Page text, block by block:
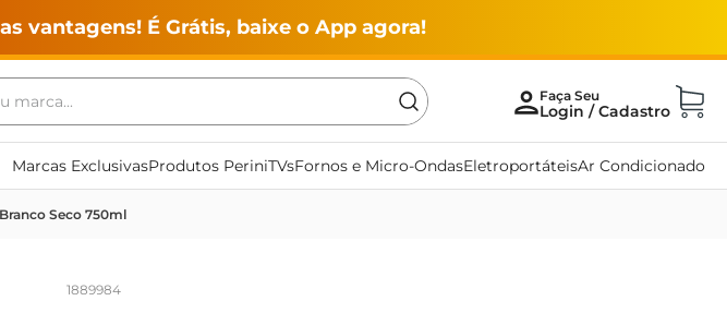
vantagens! É Grátis, baixe o App agora!
marca...
Marcas ExclusivasProdutos PeriniTVsFornos e Micro-OndasEletroportáteisAr Condicionado
Seco 750ml
1889984